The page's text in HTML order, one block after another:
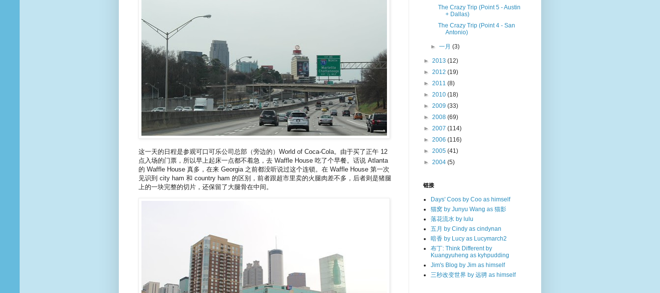
这一天的日程是参观可口可乐公司总部（旁边的）World of Coca-Cola。由于买了正午 12
点入场的门票，所以早上起床一点都不着急，去 Waffle House 吃了个早餐。话说 Atlanta
的 Waffle House 真多，在来 Georgia 之前都没听说过这个连锁。在 Waffle House 第一次
见识到 city ham 和 country ham 的区别，前者跟超市里卖的火腿肉差不多，后者则是猪腿
上的一块完整的切片，还保留了大腿骨在中间。
The Crazy Trip (Point 5 - Austin
+ Dallas)
The Crazy Trip (Point 4 - San
Antonio)
►一月(3)
► 2013 (12)
► 2012 (19)
► 2011 (8)
► 2010 (18)
► 2009 (33)
► 2008 (69)
► 2007 (114)
► 2006 (116)
► 2005 (41)
► 2004 (5)
链接
Days' Coos by Coo as himself
猫窝 by Junyu Wang as 猫影
落花流水 by lulu
五月 by Cindy as cindynan
暗香 by Lucy as Lucymarch2
布丁: Think Different by
Kuangyuheng as kyhpudding
Jim's Blog by Jim as himself
三秒改变世界 by 远骋 as himself